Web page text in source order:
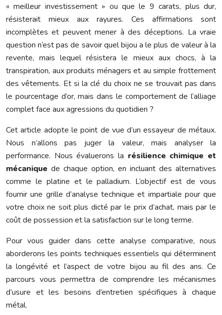
« meilleur investissement » ou que le 9 carats, plus dur,
résisterait mieux aux rayures. Ces affirmations sont
incomplètes et peuvent mener à des déceptions. La vraie
question n’est pas de savoir quel bijou a le plus de valeur à la
revente, mais lequel résistera le mieux aux chocs, à la
transpiration, aux produits ménagers et au simple frottement
des vêtements. Et si la clé du choix ne se trouvait pas dans
le pourcentage d’or, mais dans le comportement de l’alliage
complet face aux agressions du quotidien ?
Cet article adopte le point de vue d’un essayeur de métaux.
Nous n’allons pas juger la valeur, mais analyser la
performance. Nous évaluerons la résilience chimique et
mécanique de chaque option, en incluant des alternatives
comme le platine et le palladium. L’objectif est de vous
fournir une grille d’analyse technique et impartiale pour que
votre choix ne soit plus dicté par le prix d’achat, mais par le
coût de possession et la satisfaction sur le long terme.
Pour vous guider dans cette analyse comparative, nous
aborderons les points techniques essentiels qui déterminent
la longévité et l’aspect de votre bijou au fil des ans. Ce
parcours vous permettra de comprendre les mécanismes
d’usure et les besoins d’entretien spécifiques à chaque
métal.